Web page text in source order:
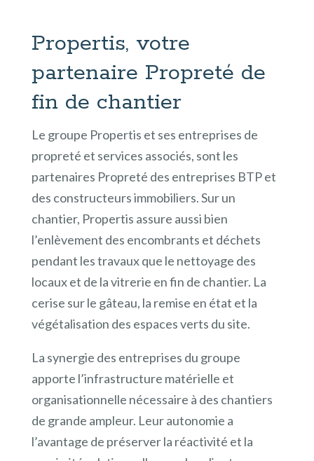
Propertis, votre
partenaire Propreté de
fin de chantier
Le groupe Propertis et ses entreprises de
propreté et services associés, sont les
partenaires Propreté des entreprises BTP et
des constructeurs immobiliers. Sur un
chantier, Propertis assure aussi bien
l’enlèvement des encombrants et déchets
pendant les travaux que le nettoyage des
locaux et de la vitrerie en fin de chantier. La
cerise sur le gâteau, la remise en état et la
végétalisation des espaces verts du site.
La synergie des entreprises du groupe
apporte l’infrastructure matérielle et
organisationnelle nécessaire à des chantiers
de grande ampleur. Leur autonomie a
l’avantage de préserver la réactivité et la